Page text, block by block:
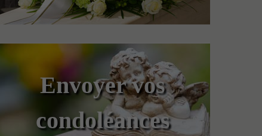
Envoyer vos
condoléances